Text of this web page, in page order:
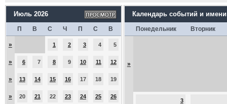
Июль 2026
П В С Ч П С В
» 1 2 3 4 5
» 6 7 8 9 10 11 12
» 13 14 15 16 17 18 19
» 20 21 22 23 24 25 26
Календарь событий и
Понедельник Вторник
»
3